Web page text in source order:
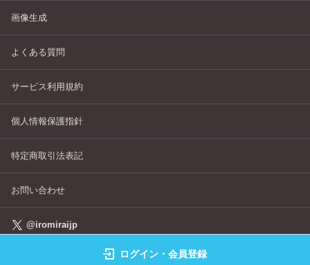
画像生成
よくある質問
サービス利用規約
個人情報保護指針
特定商取引法表記
お問い合わせ
@iromiraijp
©IROMIRAI Cosplayers Archive All Right's Reserved.
ログイン・会員登録